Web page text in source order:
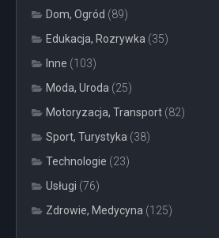
Dom, Ogród (89)
Edukacja, Rozrywka (35)
Inne (103)
Moda, Uroda (25)
Motoryzacja, Transport (82)
Sport, Turystyka (38)
Technologie (23)
Usługi (76)
Zdrowie, Medycyna (125)